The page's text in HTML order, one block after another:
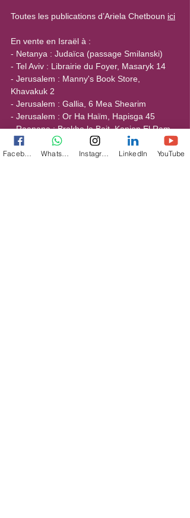
Toutes les publications d’Ariela Chetboun ici
En vente en Israël à :
- Netanya : Judaïca (passage Smilanski)
- Tel Aviv : Librairie du Foyer, Masaryk 14
- Jerusalem : Manny's Book Store,
Khavakuk 2
- Jerusalem : Gallia, 6 Mea Shearim
- Jerusalem : Or Ha Haïm, Hapisga 45
- Raanana : Brakha la Bait, Kanion El Ram,
98 A'houza
- Ashdod : Daniel Ifrah, Merkaz Topaz, 6
LinkedIn YouTube